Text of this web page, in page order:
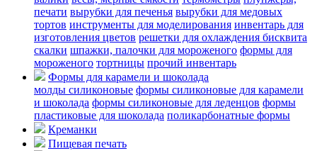
печати вырубки для печенья вырубки для медовых
тортов инструменты для моделирования инвентарь для
изготовления цветов решетки для охлаждения бисквита
скалки шпажки, палочки для мороженого формы для
мороженого тортницы прочий инвентарь
Формы для карамели и шоколада
молды силиконовые формы силиконовые для карамели
и шоколада формы силиконовые для леденцов формы
пластиковые для шоколада поликарбонатные формы
Креманки
Пищевая печать